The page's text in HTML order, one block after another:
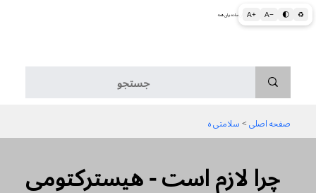
A+ A− 🌓 ♻ اطلاعات پزشکی و بهداشتی به زبان ساده برای همه
صفحه اصلی > سلامتی ه
چرا لازم است - هیسترکتومی